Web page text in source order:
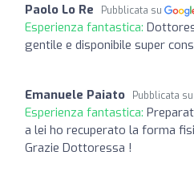
Paolo Lo Re Pubblicata su
Esperienza fantastica:
gentile e disponibile super
Emanuele Paiato Pubblicata su
Esperienza fantastica:
a lei ho recuperato la forma
Grazie Dottoressa !